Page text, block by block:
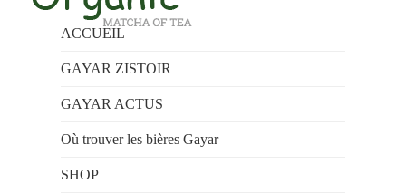
ACCUEIL
GAYAR ZISTOIR
GAYAR ACTUS
Où trouver les bières Gayar
SHOP